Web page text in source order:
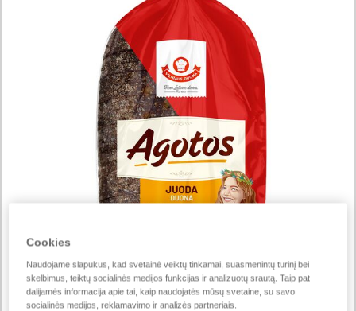
Cookies
Naudojame slapukus, kad svetainė veiktų tinkamai, suasmenintų turinį bei
skelbimus, teiktų socialinės medijos funkcijas ir analizuotų srautą. Taip pat
dalijamės informacija apie tai, kaip naudojatės mūsų svetaine, su savo
socialinės medijos, reklamavimo ir analizės partneriais.